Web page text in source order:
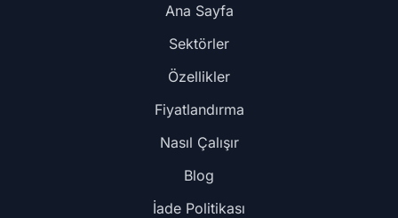
Ana Sayfa
Sektörler
Özellikler
Fiyatlandırma
Nasıl Çalışır
Blog
İade Politikası